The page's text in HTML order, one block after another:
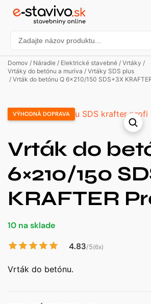
Domov / Náradie / Elektrické stavebné / Vrtáky /
Vrtáky do betónu a muriva / Vrtáky SDS plus
/ Vrták do betónu Q 6×210/150 SDS+3X
VÝHODNÁ DOPRAVA
Vrták do
6×210/150
KRAFTER
10 na sklade
4.83/5(6x)
Vrták do betónu.